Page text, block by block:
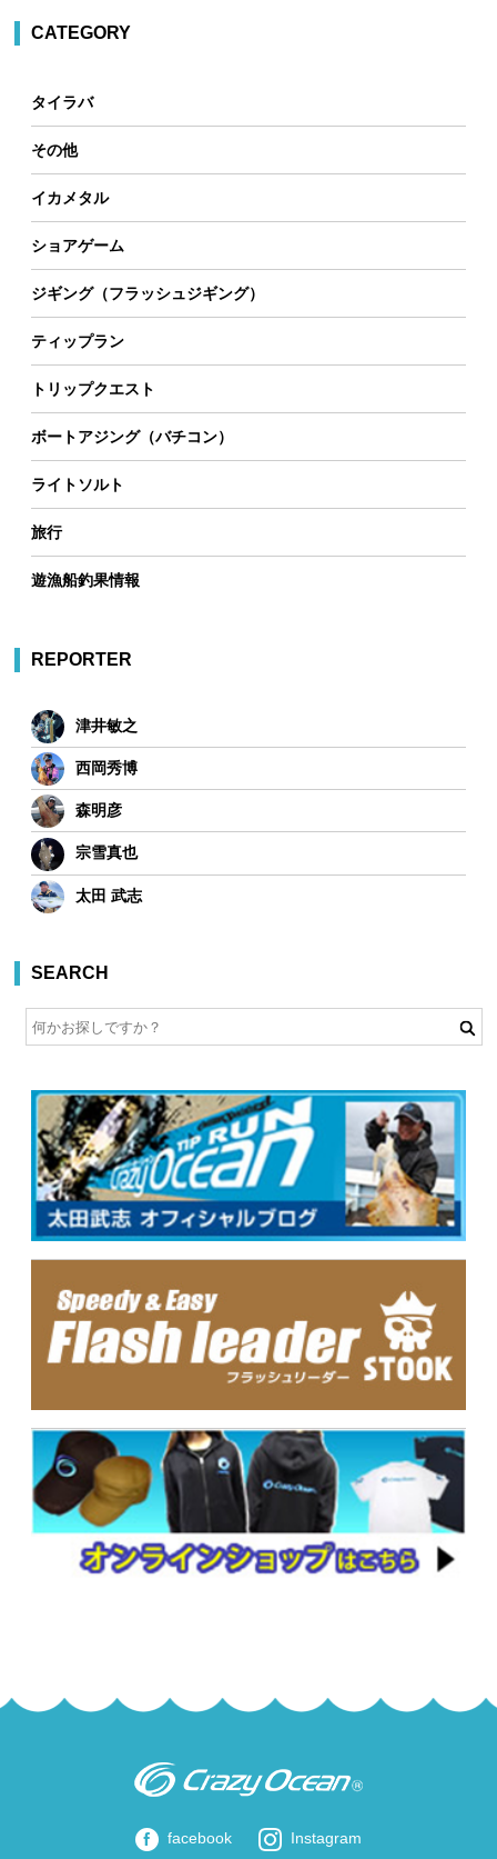
CATEGORY
タイラバ
その他
イカメタル
ショアゲーム
ジギング（フラッシュジギング）
ティップラン
トリップクエスト
ボートアジング（バチコン）
ライトソルト
旅行
遊漁船釣果情報
REPORTER
津井敏之
西岡秀博
森明彦
宗雪真也
太田 武志
SEARCH
facebook Instagram